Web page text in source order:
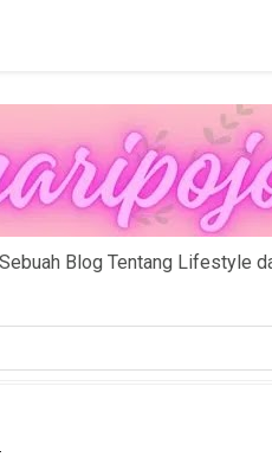
Sebuah Blog Tentang Lifestyle